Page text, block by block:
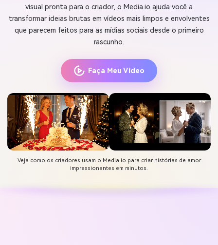
visual pronta para o criador, o Media.io ajuda você a
transformar ideias brutas em vídeos mais limpos e envolventes
que parecem feitos para as mídias sociais desde o primeiro
rascunho.
Faça Meu Vídeo
Veja como os criadores usam o Media.io para criar histórias de amor
impressionantes em minutos.